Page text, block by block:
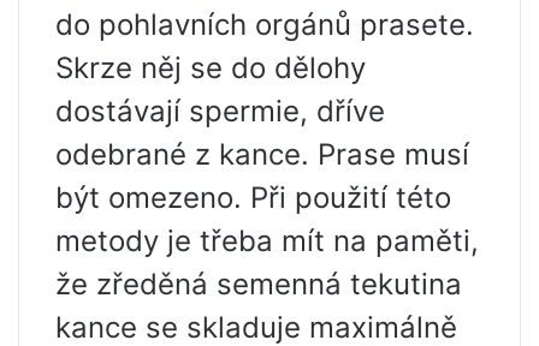
do pohlavních orgánů prasete.
Skrze něj se do dělohy
dostávají spermie, dříve
odebrané z kance. Prase musí
být omezeno. Při použití této
metody je třeba mít na paměti,
že zředěná semenná tekutina
kance se skladuje maximálně